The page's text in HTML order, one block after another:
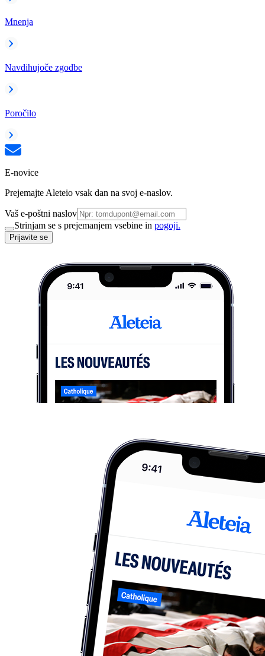
Mnenja
Navdihujoče zgodbe
Poročilo
E-novice
Prejemajte Aleteio vsak dan na svoj e-naslov.
Vaš e-poštni naslov
Strinjam se s prejemanjem vsebine in pogoji.
Prijavite se